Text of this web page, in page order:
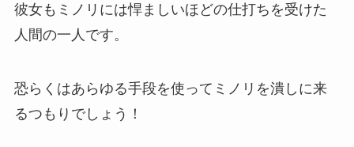
彼女もミノリには悍ましいほどの仕打ちを受けた
人間の一人です。
恐らくはあらゆる手段を使ってミノリを潰しに来
るつもりでしょう！